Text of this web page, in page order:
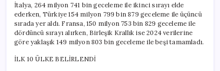
İtalya, 264 milyon 741 bin geceleme ile ikinci sırayı elde
ederken, Türkiye 154 milyon 799 bin 879 geceleme ile üçüncü
sırada yer aldı. Fransa, 150 milyon 753 bin 829 geceleme ile
dördüncü sırayı alırken, Birleşik Krallık ise 2024 verilerine
göre yaklaşık 149 milyon 803 bin geceleme ile beşi tamamladı.
İLK 10 ÜLKE BELİRLENDİ